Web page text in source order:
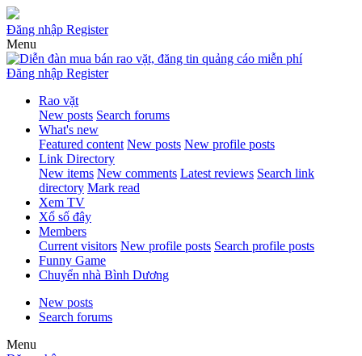
Đăng nhập Register
Menu
Đăng nhập Register
Rao vặt
New posts Search forums
What's new
Featured content New posts New profile posts
Link Directory
New items New comments Latest reviews Search link
directory Mark read
Xem TV
Xổ số đây
Members
Current visitors New profile posts Search profile posts
Funny Game
Chuyển nhà Bình Dương
New posts
Search forums
Menu